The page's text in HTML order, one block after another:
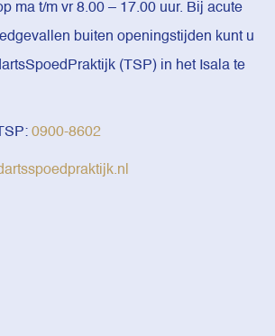
ma t/m vr 8.00 – 17.00 uur. Bij acute
buiten openingstijden kunt u
(TSP) in het Isala te
0900-8602